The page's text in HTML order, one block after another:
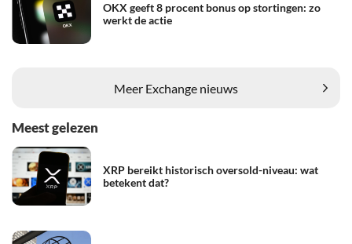
OKX geeft 8 procent bonus op stortingen: zo
werkt de actie
Meer Exchange nieuws
Meest gelezen
XRP bereikt historisch oversold-niveau: wat
betekent dat?